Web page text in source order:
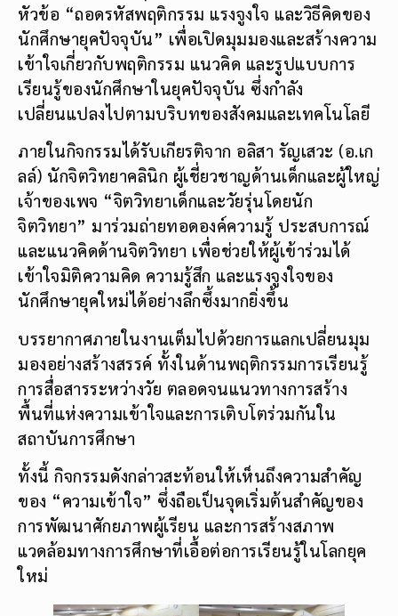
หัวข้อ “ถอดรหัสพฤติกรรม แรงจูงใจ และวิธีคิดของ
นักศึกษายุคปัจจุบัน” เพื่อเปิดมุมมองและสร้างความ
เข้าใจเกี่ยวกับพฤติกรรม แนวคิด และรูปแบบการ
เรียนรู้ของนักศึกษาในยุคปัจจุบัน ซึ่งกำลัง
เปลี่ยนแปลงไปตามบริบทของสังคมและเทคโนโลยี
ภายในกิจกรรมได้รับเกียรติจาก อลิสา รัญเสวะ (อ.เก
ลล์) นักจิตวิทยาคลินิก ผู้เชี่ยวชาญด้านเด็กและผู้ใหญ่
เจ้าของเพจ “จิตวิทยาเด็กและวัยรุ่นโดยนัก
จิตวิทยา” มาร่วมถ่ายทอดองค์ความรู้ ประสบการณ์
และแนวคิดด้านจิตวิทยา เพื่อช่วยให้ผู้เข้าร่วมได้
เข้าใจมิติความคิด ความรู้สึก และแรงจูงใจของ
นักศึกษายุคใหม่ได้อย่างลึกซึ้งมากยิ่งขึ้น
บรรยากาศภายในงานเต็มไปด้วยการแลกเปลี่ยนมุม
มองอย่างสร้างสรรค์ ทั้งในด้านพฤติกรรมการเรียนรู้
การสื่อสารระหว่างวัย ตลอดจนแนวทางการสร้าง
พื้นที่แห่งความเข้าใจและการเติบโตร่วมกันใน
สถาบันการศึกษา
ทั้งนี้ กิจกรรมดังกล่าวสะท้อนให้เห็นถึงความสำคัญ
ของ “ความเข้าใจ” ซึ่งถือเป็นจุดเริ่มต้นสำคัญของ
การพัฒนาศักยภาพผู้เรียน และการสร้างสภาพ
แวดล้อมทางการศึกษาที่เอื้อต่อการเรียนรู้ในโลกยุค
ใหม่